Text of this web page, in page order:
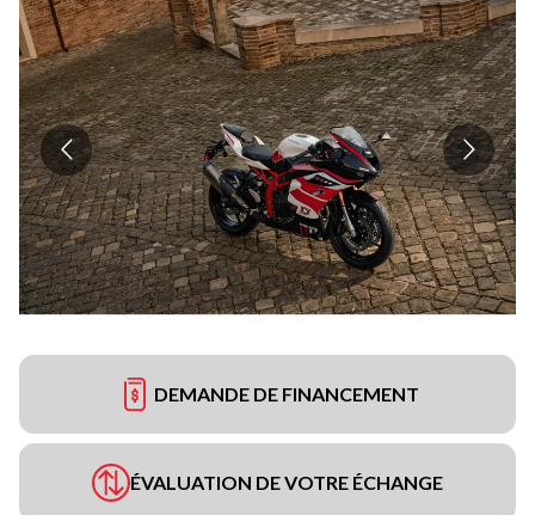
DEMANDE DE FINANCEMENT
ÉVALUATION DE VOTRE ÉCHANGE